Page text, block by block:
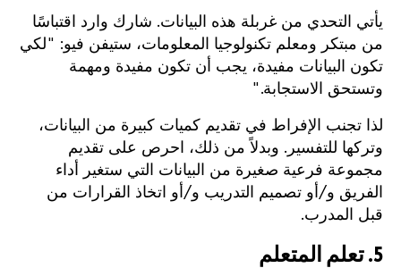
يأتي التحدي من غربلة هذه البيانات. شارك وارد اقتباسًا
من مبتكر ومعلم تكنولوجيا المعلومات، ستيفن فيو: "لكي
تكون البيانات مفيدة، يجب أن تكون مفيدة ومهمة
وتستحق الاستجابة."
لذا تجنب الإفراط في تقديم كميات كبيرة من البيانات،
وتركها للتفسير. وبدلاً من ذلك، احرص على تقديم
مجموعة فرعية صغيرة من البيانات التي ستغير أداء
الفريق و/أو تصميم التدريب و/أو اتخاذ القرارات من
قبل المدرب.
5. تعلم المتعلم